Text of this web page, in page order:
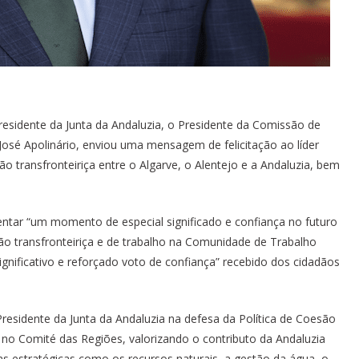
da Junta da Andaluzia, o Presidente da Comissão de
Apolinário, enviou uma mensagem de felicitação ao líder
transfronteiriça entre o Algarve, o Alentejo e a Andaluzia, bem
“um momento de especial significado e confiança no futuro
transfronteiriça e de trabalho na Comunidade de Trabalho
e reforçado voto de confiança” recebido dos cidadãos
da Junta da Andaluzia na defesa da Política de Coesão
Comité das Regiões, valorizando o contributo da Andaluzia